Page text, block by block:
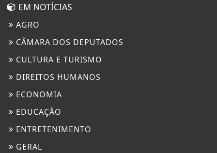
EM NOTÍCIAS
AGRO
CÂMARA DOS DEPUTADOS
CULTURA E TURISMO
DIREITOS HUMANOS
ECONOMIA
EDUCAÇÃO
ENTRETENIMENTO
GERAL